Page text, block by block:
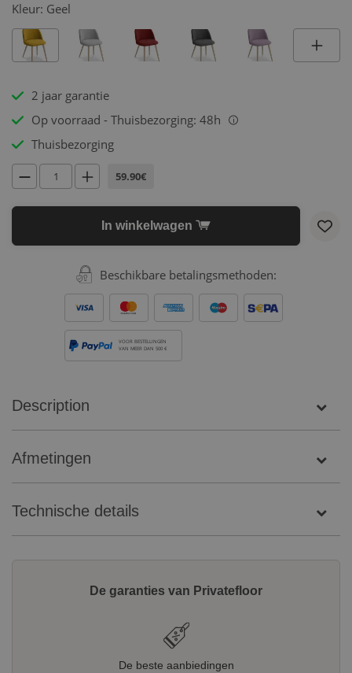
Kleur: Geel
2 jaar garantie
Op voorraad - Thuisbezorging: 48h
i
Thuisbezorging
59.90€
In winkelwagen
Beschikbare betalingsmethoden:
VOOR BESTELLINGEN
VAN MEER DAN 500 €
Description
Afmetingen
Technische details
De garanties van Privatefloor
De beste aanbiedingen